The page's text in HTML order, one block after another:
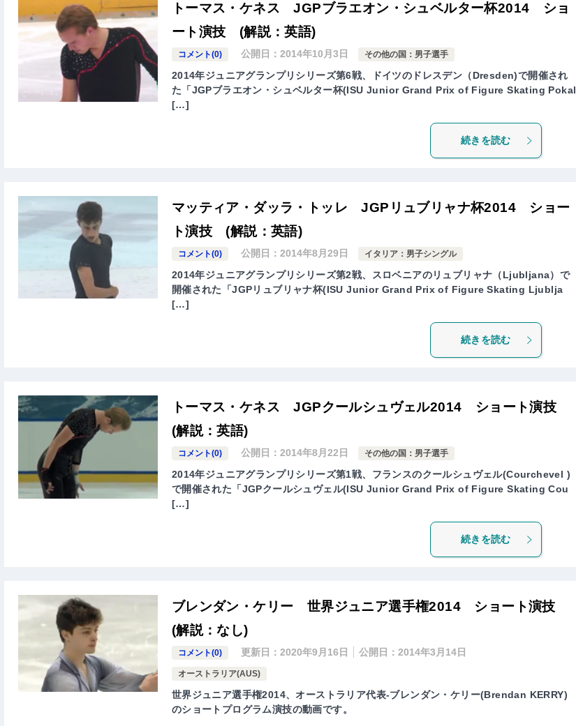
トーマス・ケネス JGPブラエオン・シュベルター杯2014 ショ
ート演技 (解説：英語)
コメント(0) 公開日：2014年10月3日 その他の国：男子選手
2014年ジュニアグランプリシリーズ第6戦、ドイツのドレスデン（Dresden)で開催され
た「JGPブラエオン・シュベルター杯(ISU Junior Grand Prix of Figure Skating Pokal
[…]
続きを読む
マッティア・ダッラ・トッレ JGPリュブリャナ杯2014 ショー
ト演技 (解説：英語)
コメント(0) 公開日：2014年8月29日 イタリア：男子シングル
2014年ジュニアグランプリシリーズ第2戦、スロベニアのリュブリャナ（Ljubljana）で
開催された「JGPリュブリャナ杯(ISU Junior Grand Prix of Figure Skating Ljublja
[…]
続きを読む
トーマス・ケネス JGPクールシュヴェル2014 ショート演技
(解説：英語)
コメント(0) 公開日：2014年8月22日 その他の国：男子選手
2014年ジュニアグランプリシリーズ第1戦、フランスのクールシュヴェル(Courchevel )
で開催された「JGPクールシュヴェル(ISU Junior Grand Prix of Figure Skating Cou
[…]
続きを読む
ブレンダン・ケリー 世界ジュニア選手権2014 ショート演技
(解説：なし)
コメント(0) 更新日：2020年9月16日 公開日：2014年3月14日
オーストラリア(AUS)
世界ジュニア選手権2014、オーストラリア代表-ブレンダン・ケリー(Brendan KERRY)
のショートプログラム演技の動画です。